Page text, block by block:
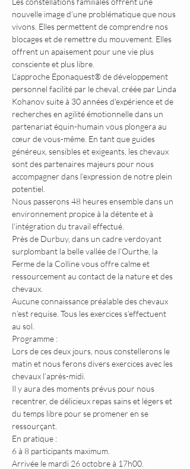
nouvelle image d’une problématique que nous
vivons. Elles permettent de comprendre nos
blocages et de remettre du mouvement. Elles
offrent un apaisement pour une vie plus
consciente et plus libre.
L'approche Eponaquest® de développement
personnel facilité par le cheval, créée par Linda
Kohanov suite à 30 années d'expérience et de
recherches en agilité émotionnelle dans un
partenariat équin-humain vous plongera au
cœur de vous-même. En tant que guides
généreux, sensibles et exigeants, les chevaux
sont des partenaires majeurs pour nous
accompagner dans l’expression de notre plein
potentiel.
Nous passerons 48 heures ensemble dans un
environnement propice à la détente et à
l’intégration du travail effectué.
Près de Durbuy, dans un cadre verdoyant
surplombant la belle vallée de l’Ourthe, la
Ferme de la Colline vous offre calme et
ressourcement au contact de la nature et des
chevaux.
Aucune connaissance préalable des chevaux
n’est requise. Tous les exercices s’effectuent
au sol.
Programme :
Lors de ces deux jours, nous constellerons le
matin et nous ferons divers exercices avec les
chevaux l’après-midi.
Il y aura des moments prévus pour nous
recentrer, de délicieux repas sains et légers et
du temps libre pour se promener en se
ressourçant.
En pratique :
6 à 8 participants maximum.
Arrivée le mardi 26 octobre à 17h00.